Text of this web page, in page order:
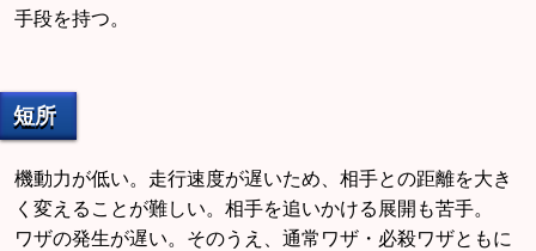
手段を持つ。
短所
機動力が低い。走行速度が遅いため、相手との距離を大き
く変えることが難しい。相手を追いかける展開も苦手。
ワザの発生が遅い。そのうえ、通常ワザ・必殺ワザともに